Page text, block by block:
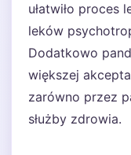
ułatwiło proces
leków
Dodatkowo
większej
zarówno przez
służby zdrowia.